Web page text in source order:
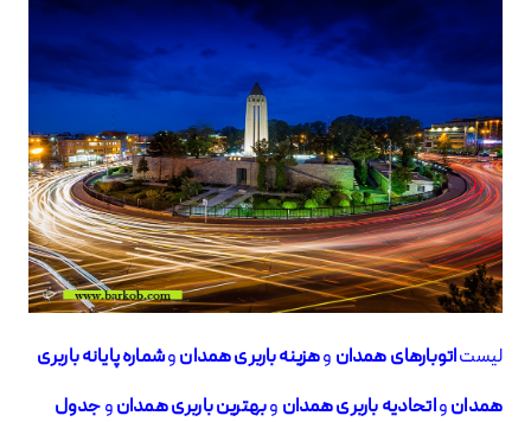
لیستاتوبارهای همدان وهزینه باربری همدانوشماره پایانه باربری
همدانواتحادیه باربری همدان وبهترین باربری همدانوجدول